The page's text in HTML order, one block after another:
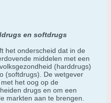
en softdrugs
het onderscheid dat in de
middelen met een
(harddrugs)
(softdrugs). De wetgever
het oog op de
drugs en om een
markten aan te brengen.